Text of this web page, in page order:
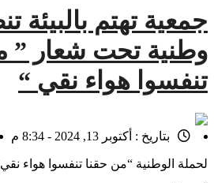
جمعية تهتم بالبيئة
وطنية تحت شعار ”
تنفسوا هواء نقي “
بتاريخ : أكتوبر 13, 2024 - 8:34 م
لحملة الوطنية “من حقنا تنفسوا هواء